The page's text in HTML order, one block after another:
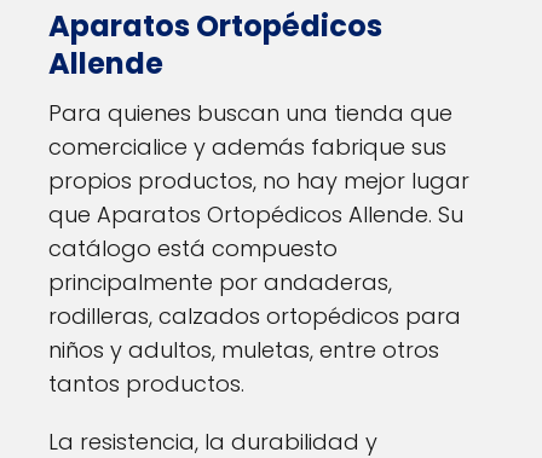
Aparatos Ortopédicos
Allende
Para quienes buscan una tienda que
comercialice y además fabrique sus
propios productos, no hay mejor lugar
que Aparatos Ortopédicos Allende. Su
catálogo está compuesto
principalmente por andaderas,
rodilleras, calzados ortopédicos para
niños y adultos, muletas, entre otros
tantos productos.
La resistencia, la durabilidad y